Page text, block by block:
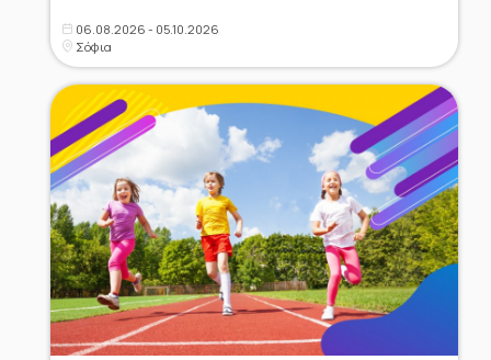
06.08.2026 - 05.10.2026
Σόφια